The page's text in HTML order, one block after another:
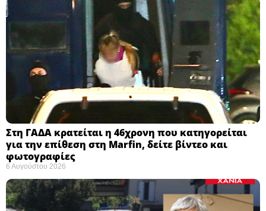
Στη ΓΑΔΑ κρατείται η 46χρονη που κατηγορείται
για την επίθεση στη Marfin, δείτε βίντεο και
φωτογραφίες
6 Αυγούστου 2026